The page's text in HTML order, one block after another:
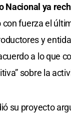
Nacional ya
fuerza el
y
a lo que
sobre la
su proyecto